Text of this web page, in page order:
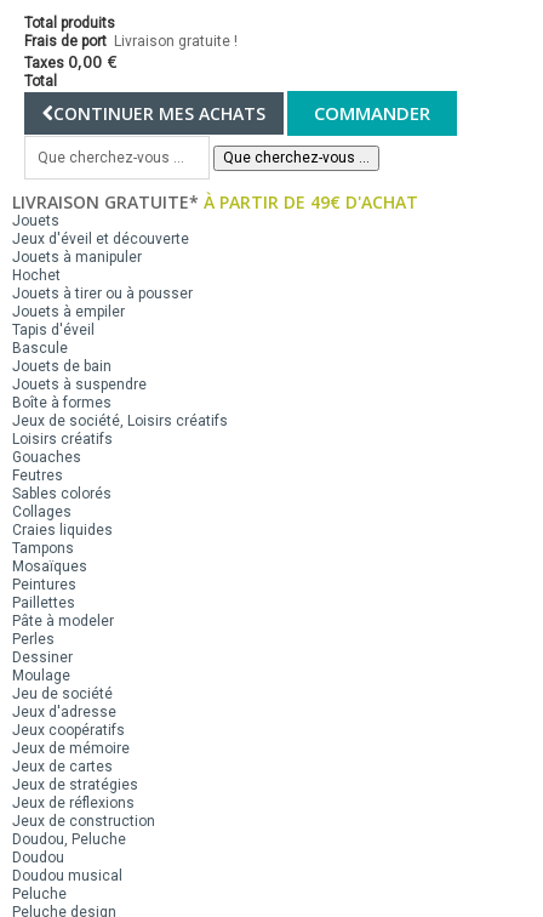
Total produits
Frais de port Livraison gratuite !
Taxes 0,00 €
Total
CONTINUER MES ACHATS COMMANDER
Que cherchez-vous ...
LIVRAISON GRATUITE* À PARTIR DE 49€ D'ACHAT
Jouets
Jeux d'éveil et découverte
Jouets à manipuler
Hochet
Jouets à tirer ou à pousser
Jouets à empiler
Tapis d'éveil
Bascule
Jouets de bain
Jouets à suspendre
Boîte à formes
Jeux de société, Loisirs créatifs
Loisirs créatifs
Gouaches
Feutres
Sables colorés
Collages
Craies liquides
Tampons
Mosaïques
Peintures
Paillettes
Pâte à modeler
Perles
Dessiner
Moulage
Jeu de société
Jeux d'adresse
Jeux coopératifs
Jeux de mémoire
Jeux de cartes
Jeux de stratégies
Jeux de réflexions
Jeux de construction
Doudou, Peluche
Doudou
Doudou musical
Peluche
Peluche design